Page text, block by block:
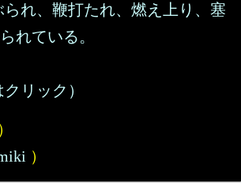
れ、鞭打たれ、燃え上り、塞
れている。
リック）
）
）